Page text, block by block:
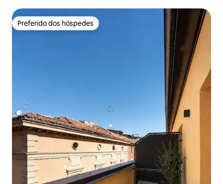
Preferido dos hóspedes
Preferido dos hóspedes